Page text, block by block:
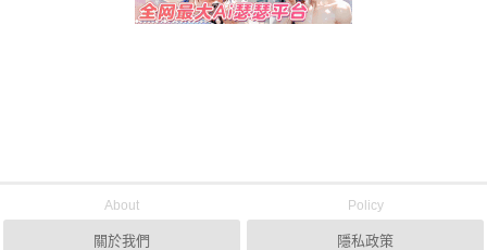
About
關於我們
Policy
隱私政策